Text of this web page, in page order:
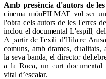
Amb presència d'autors de
cinema mónFILMAT vol ser
l'obra dels autors de les Terres
inclou el documental L'espill,
A partir de l'exili d'Hilaire
comuns, amb drames,
la seva banda, el director
a la Roca, un curt documental
vital d’escalar.